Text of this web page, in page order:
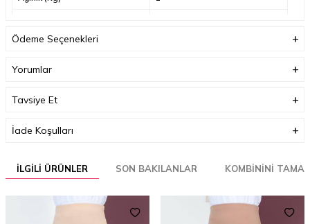
Ödeme Seçenekleri
Yorumlar
Tavsiye Et
İade Koşulları
İLGILI ÜRÜNLER SON BAKILANLAR KOMBININI